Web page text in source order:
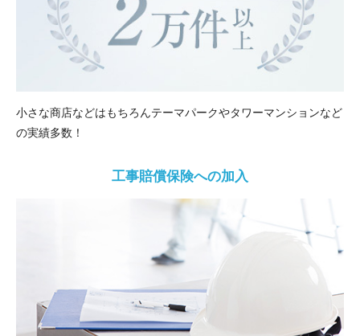
小さな商店などはもちろんテーマパークやタワーマンションなど
の実績多数！
工事賠償保険への加入